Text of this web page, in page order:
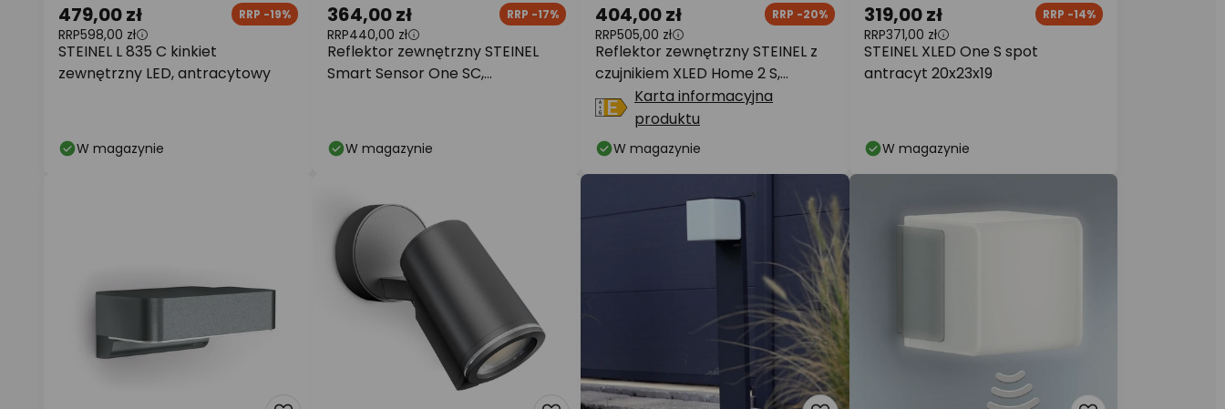
STEINEL L 835 C kinkiet
zewnętrzny LED, antracytowy
479,00 zł RRP -19%
RRP598,00 zł
W magazynie
Reflektor zewnętrzny STEINEL
Smart Sensor One SC,
364,00 zł RRP -17%
RRP440,00 zł
W magazynie
Reflektor zewnętrzny STEINEL z
czujnikiem XLED Home 2 S,
czarny, IP44
404,00 zł RRP -20%
RRP505,00 zł
Karta informacyjna
produktu
W magazynie
STEINEL XLED One S spot
antracyt 20x23x19
319,00 zł RRP -14%
RRP371,00 zł
W magazynie